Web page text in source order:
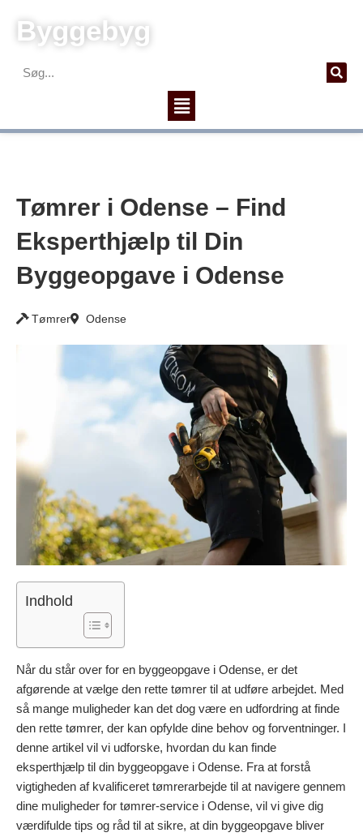
indholdet
Byggebyg
Søg
Menu
Tømrer i Odense – Find
Eksperthjælp til Din
Byggeopgave i Odense
Tømrer Odense
Indhold
Når du står over for en byggeopgave i Odense, er det
afgørende at vælge den rette tømrer til at udføre arbejdet. Med
så mange muligheder kan det dog være en udfordring at finde
den rette tømrer, der kan opfylde dine behov og forventninger. I
denne artikel vil vi udforske, hvordan du kan finde
eksperthjælp til din byggeopgave i Odense. Fra at forstå
vigtigheden af kvalificeret tømrerarbejde til at navigere gennem
dine muligheder for tømrer-service i Odense, vil vi give dig
værdifulde tips og råd til at sikre, at din byggeopgave bliver